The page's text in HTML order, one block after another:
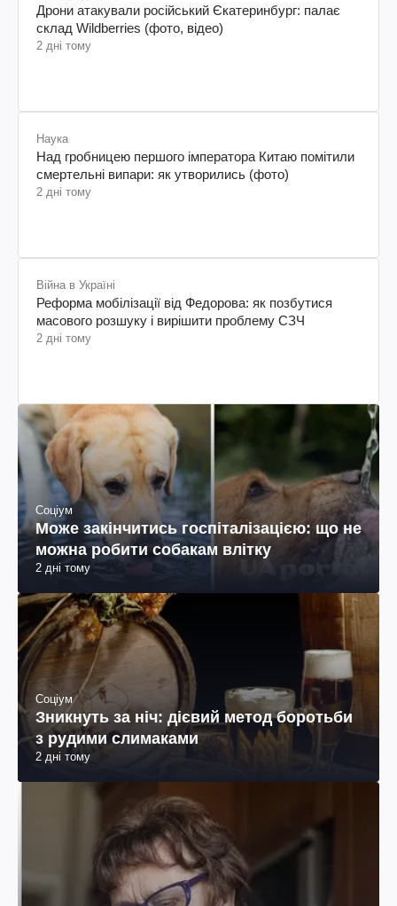
Дрони атакували російський Єкатеринбург: палає
склад Wildberries (фото, відео)
2 дні тому
Наука
Над гробницею першого імператора Китаю помітили
смертельні випари: як утворились (фото)
2 дні тому
Війна в Україні
Реформа мобілізації від Федорова: як позбутися
масового розшуку і вирішити проблему СЗЧ
2 дні тому
Соціум
Може закінчитись госпіталізацією: що не
можна робити собакам влітку
2 дні тому
Соціум
Зникнуть за ніч: дієвий метод боротьби
з рудими слимаками
2 дні тому